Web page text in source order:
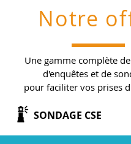
SONDAGE CSE
Notre
Une gamme complète
d'enquêtes et de
pour faciliter vos prises